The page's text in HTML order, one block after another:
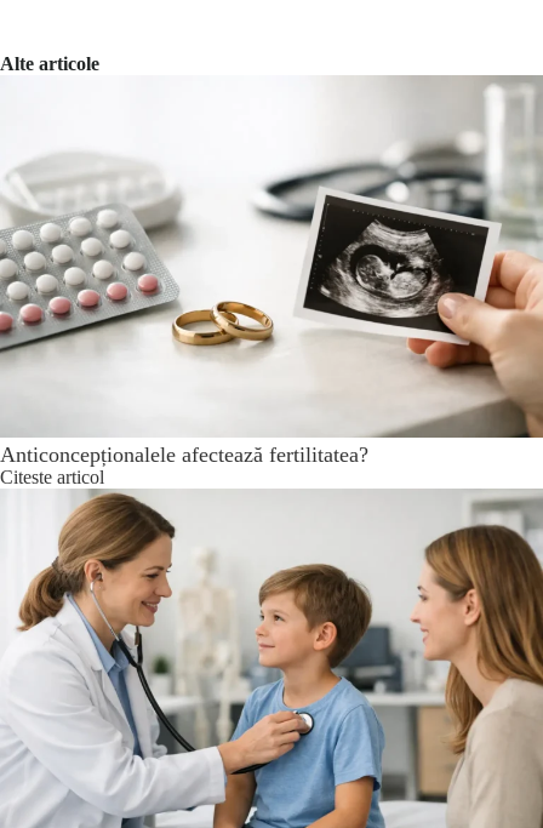
Alte articole
Anticoncepționalele afectează fertilitatea?
Citeste articol